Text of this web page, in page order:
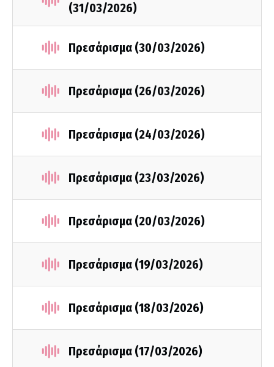
(31/03/2026)
Πρεσάρισμα (30/03/2026)
Πρεσάρισμα (26/03/2026)
Πρεσάρισμα (24/03/2026)
Πρεσάρισμα (23/03/2026)
Πρεσάρισμα (20/03/2026)
Πρεσάρισμα (19/03/2026)
Πρεσάρισμα (18/03/2026)
Πρεσάρισμα (17/03/2026)